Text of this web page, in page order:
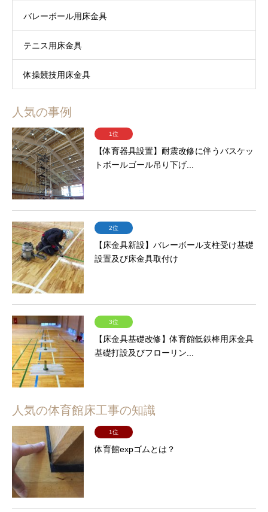
バレーボール用床金具
テニス用床金具
体操競技用床金具
人気の事例
1位
【体育器具設置】耐震改修に伴うバスケッ
トボールゴール吊り下げ...
2位
【床金具新設】バレーボール支柱受け基礎
設置及び床金具取付け
3位
【床金具基礎改修】体育館低鉄棒用床金具
基礎打設及びフローリン...
人気の体育館床工事の知識
1位
体育館expゴムとは？